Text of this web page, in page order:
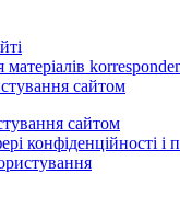
сайтом
сайтом
конфіденційності і